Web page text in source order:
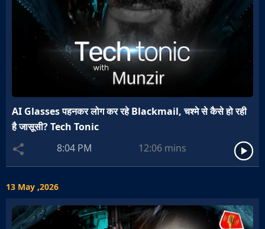
AI Glasses पहनकर लोग कर रहे Blackmail, चश्मे से कैसे हो रही
है जासूसी? Tech Tonic
8:04 PM
12:06 mins
13 May ,2026